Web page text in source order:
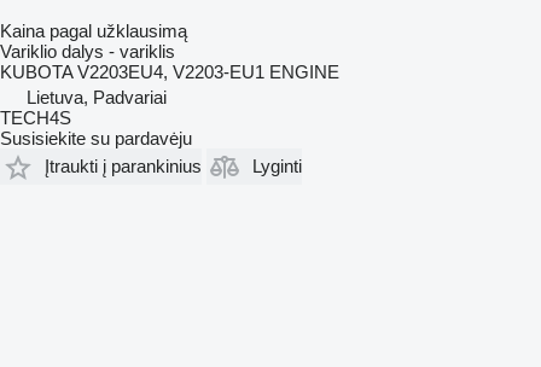
Kaina pagal užklausimą
Variklio dalys - variklis
KUBOTA V2203EU4, V2203-EU1 ENGINE
Lietuva, Padvariai
TECH4S
Susisiekite su pardavėju
Įtraukti į parankinius
Lyginti